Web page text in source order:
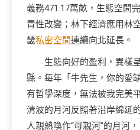
義務471.17萬畝，生態空間
青性改變；林下經濟應用林
畿私密空間連續向北延長。
生態向好的盈利，異樣
縣。每年「牛先生，你的愛
有哲學深度，無法被我完美平
清波的月河反照著沿岸綿延
人親熱喚作“母親河”的月河